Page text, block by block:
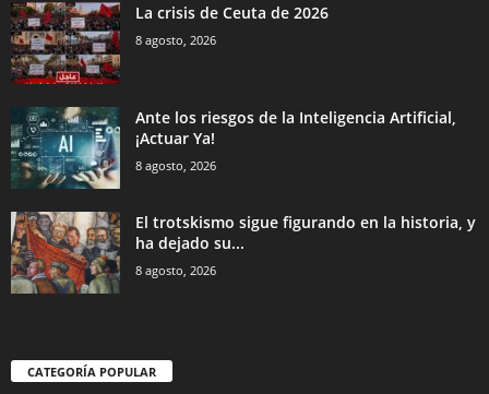
La crisis de Ceuta de 2026
8 agosto, 2026
Ante los riesgos de la Inteligencia Artificial,
¡Actuar Ya!
8 agosto, 2026
El trotskismo sigue figurando en la historia, y
ha dejado su...
8 agosto, 2026
CATEGORÍA POPULAR